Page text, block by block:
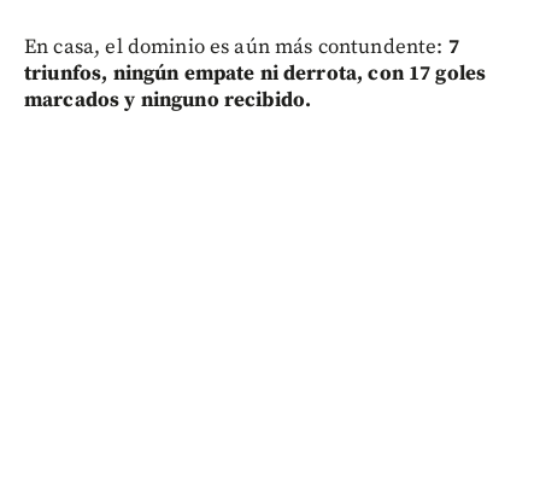
En casa, el dominio es aún más contundente: 7
triunfos, ningún empate ni derrota, con 17 goles
marcados y ninguno recibido.